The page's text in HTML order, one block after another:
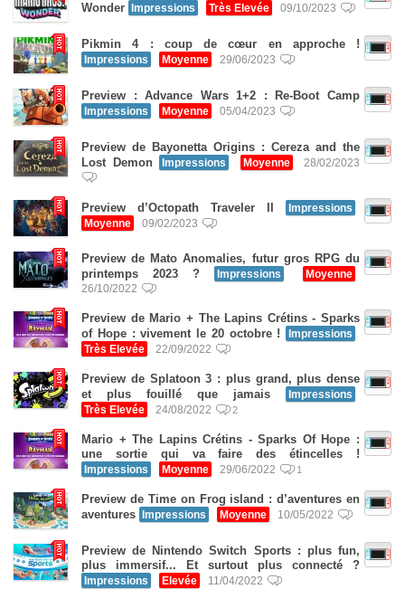
Wonder Impressions Très Elevée 09/10/2023
Pikmin 4 : coup de cœur en approche !
Impressions Moyenne 29/06/2023
Preview : Advance Wars 1+2 : Re-Boot Camp
Impressions Moyenne 05/04/2023
Preview de Bayonetta Origins : Cereza and the
Lost Demon
Impressions Moyenne 28/02/2023
Preview d’Octopath Traveler II
Impressions
Moyenne
09/02/2023
Preview de Mato Anomalies, futur gros RPG du
printemps 2023 ?
Impressions
Moyenne
26/10/2022
Preview de Mario + The Lapins Crétins - Sparks
of Hope : vivement le 20 octobre !
Impressions
Très Elevée
22/09/2022
Preview de Splatoon 3 : plus grand, plus dense
et plus fouillé que jamais
Impressions
Très Elevée
24/08/2022 2
Mario + The Lapins Crétins - Sparks Of Hope :
une sortie qui va faire des étincelles !
Impressions Moyenne 29/06/2022 1
Preview de Time on Frog island : d’aventures en
aventures Impressions Moyenne 10/05/2022
Preview de Nintendo Switch Sports : plus fun,
plus immersif... Et surtout plus connecté ?
Impressions Elevée 11/04/2022